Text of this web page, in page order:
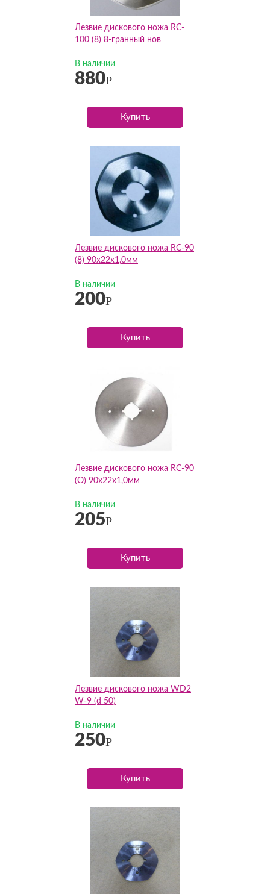
Лезвие дискового ножа RC-
100 (8) 8-гранный нов
В наличии
880Р
Купить
Лезвие дискового ножа RC-90
(8) 90х22х1,0мм
В наличии
200Р
Купить
Лезвие дискового ножа RC-90
(О) 90х22х1,0мм
В наличии
205Р
Купить
Лезвие дискового ножа WD2
W-9 (d 50)
В наличии
250Р
Купить